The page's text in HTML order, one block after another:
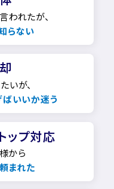
われたが、
らない
いが、
ばいいか迷う
ップ対応
から
まれた